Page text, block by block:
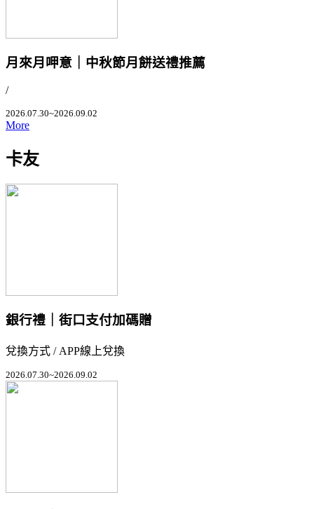
月來月呷意｜中秋節月餅送禮推薦
/
2026.07.30~2026.09.02
More
卡友
銀行禮｜街口支付加碼贈
兌換方式 / APP線上兌換
2026.07.30~2026.09.02